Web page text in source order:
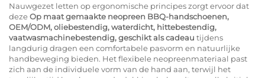
Nauwgezet letten op ergonomische principes zorgt ervoor dat
dezeOp maat gemaakte neopreen BBQ-handschoenen,
OEM/ODM, oliebestendig, waterdicht, hittebestendig,
vaatwasmachinebestendig, geschikt als cadeau tijdens
langdurig dragen een comfortabele pasvorm en natuurlijke
handbeweging bieden. Het flexibele neopreenmateriaal past
zich aan de individuele vorm van de hand aan, terwijl het